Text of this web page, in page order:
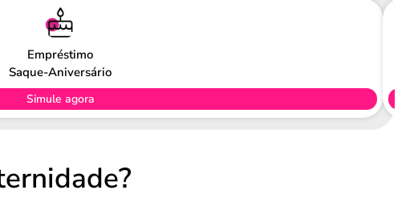
Empréstimo
Saque-Aniversário
Simule agora